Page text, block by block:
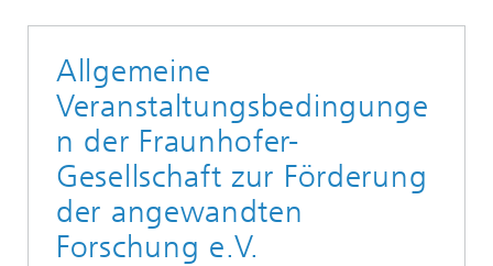
Allgemeine
Veranstaltungsbedingunge
n der Fraunhofer-
Gesellschaft zur Förderung
der angewandten
Forschung e.V.